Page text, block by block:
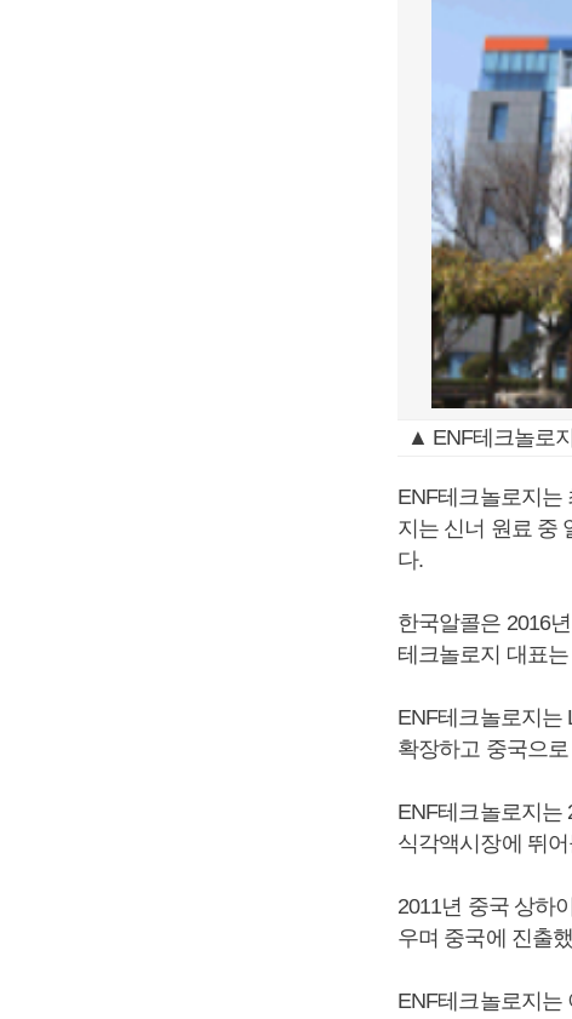
▲ ENF테크놀로
ENF테크놀로지는
지는 신너 원료 중
다.
한국알콜은 2016
테크놀로지 대표
ENF테크놀로지는
확장하고 중국으
ENF테크놀로지는
식각액시장에 뛰
2011년 중국 상하
우며 중국에 진출
ENF테크놀로지는